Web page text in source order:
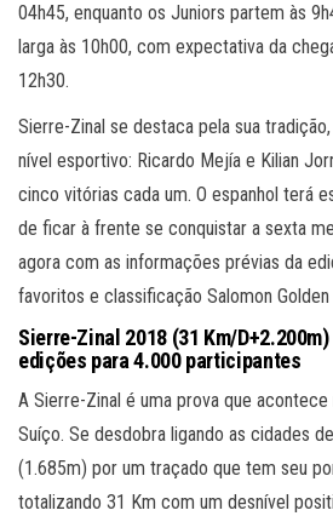
04h45, enquanto os Juniors partem às
larga às 10h00, com expectativa da
12h30.
Sierre-Zinal se destaca pela sua
nível esportivo: Ricardo Mejía e Kilian
cinco vitórias cada um. O espanhol terá
de ficar à frente se conquistar a sexta
agora com as informações prévias da
favoritos e classificação Salomon Golden
Sierre-Zinal 2018 (31 Km/
edições para 4.000 participantes
A Sierre-Zinal é uma prova que acontece
Suíço. Se desdobra ligando as cidades
(1.685m) por um traçado que tem seu
totalizando 31 Km com um desnível